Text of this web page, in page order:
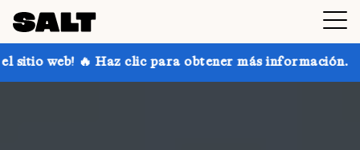
para obtener más información. ¡Consigue hasta